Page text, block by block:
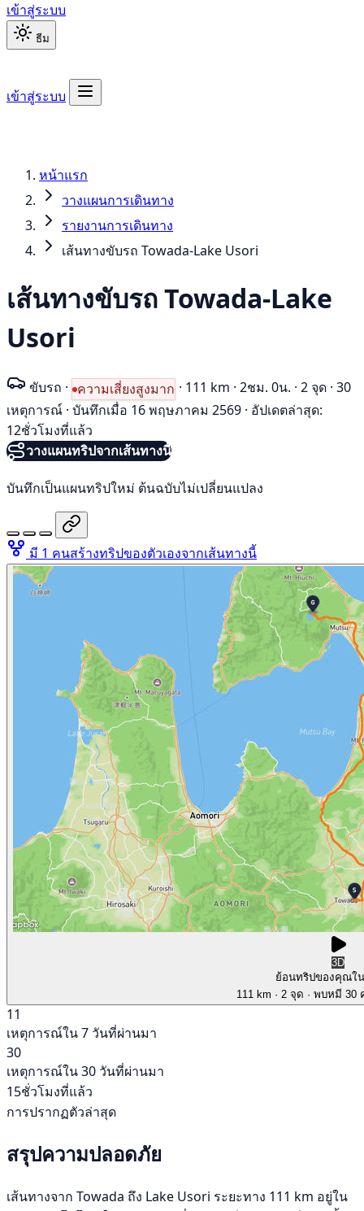
เข้าสู่ระบบ
ธีม
เข้าสู่ระบบ
หน้าแรก
วางแผนการเดินทาง
รายงานการเดินทาง
เส้นทางขับรถ Towada-Lake Usori
เส้นทางขับรถ Towada-Lake
Usori
ขับรถ · ความเสี่ยงสูงมาก · 111 km · 2ชม. 0น. · 2 จุด · 30
เหตุการณ์ · บันทึกเมื่อ 16 พฤษภาคม 2569 · อัปเดตล่าสุด:
12ชั่วโมงที่แล้ว
วางแผนทริปจากเส้นทางนี้
บันทึกเป็นแผนทริปใหม่ ต้นฉบับไม่เปลี่ยนแปลง
มี 1 คนสร้างทริปของตัวเองจากเส้นทางนี้
3D
ย้อนทริปของคุณใ
111 km · 2 จุด · พบหมี 30
11
เหตุการณ์ใน 7 วันที่ผ่านมา
30
เหตุการณ์ใน 30 วันที่ผ่านมา
15ชั่วโมงที่แล้ว
การปรากฏตัวล่าสุด
สรุปความปลอดภัย
เส้นทางจาก Towada ถึง Lake Usori ระยะทาง 111 km อยู่ใน